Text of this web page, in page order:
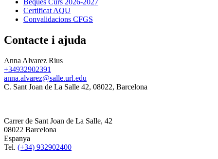
Beques Curs 2026-2027
Certificat AQU
Convalidacions CFGS
Contacte i ajuda
Anna Alvarez Rius
+34932902391
anna.alvarez@salle.url.edu
C. Sant Joan de La Salle 42, 08022, Barcelona
Carrer de Sant Joan de La Salle, 42
08022 Barcelona
Espanya
Tel. (+34) 932902400